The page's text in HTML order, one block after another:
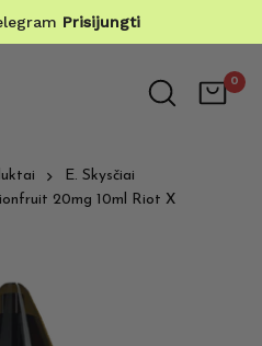
Prisijungti
0
E. Skysčiai
20mg 10ml Riot X